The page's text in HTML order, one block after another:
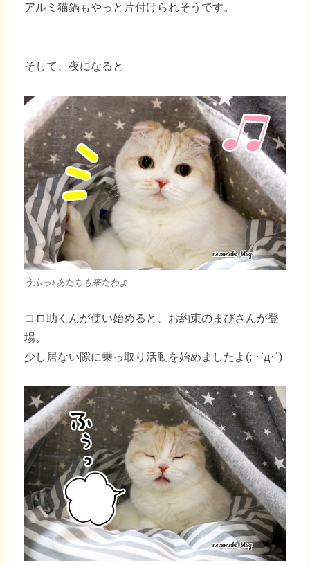
アルミ猫鍋もやっと片付けられそうです。
そして、夜になると
うふっ♪あたちも来たわよ
コロ助くんが使い始めると、お約束のまびさんが登
場。
少し居ない隙に乗っ取り活動を始めましたよ(; ･`д･´)